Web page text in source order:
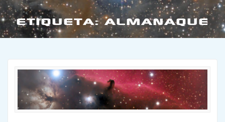
ETIQUETA:ALMANAQUE